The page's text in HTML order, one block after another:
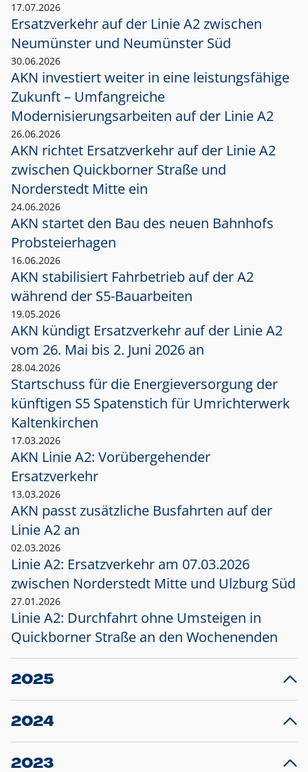
17.07.2026
Ersatzverkehr auf der Linie A2 zwischen
Neumünster und Neumünster Süd
30.06.2026
AKN investiert weiter in eine leistungsfähige
Zukunft – Umfangreiche
Modernisierungsarbeiten auf der Linie A2
26.06.2026
AKN richtet Ersatzverkehr auf der Linie A2
zwischen Quickborner Straße und
Norderstedt Mitte ein
24.06.2026
AKN startet den Bau des neuen Bahnhofs
Probsteierhagen
16.06.2026
AKN stabilisiert Fahrbetrieb auf der A2
während der S5-Bauarbeiten
19.05.2026
AKN kündigt Ersatzverkehr auf der Linie A2
vom 26. Mai bis 2. Juni 2026 an
28.04.2026
Startschuss für die Energieversorgung der
künftigen S5 Spatenstich für Umrichterwerk
Kaltenkirchen
17.03.2026
AKN Linie A2: Vorübergehender
Ersatzverkehr
13.03.2026
AKN passt zusätzliche Busfahrten auf der
Linie A2 an
02.03.2026
Linie A2: Ersatzverkehr am 07.03.2026
zwischen Norderstedt Mitte und Ulzburg Süd
27.01.2026
Linie A2: Durchfahrt ohne Umsteigen in
Quickborner Straße an den Wochenenden
2025
23.12.2025
Projekt S5: Start der Bauarbeiten am
2024
10.12.2024
Großprojekt S5: Sperrung der Bahnstraße in
2023